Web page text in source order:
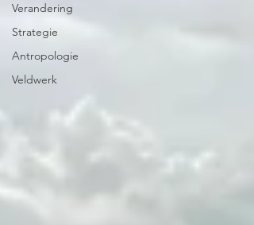
Verandering
Strategie
Antropologie
Veldwerk